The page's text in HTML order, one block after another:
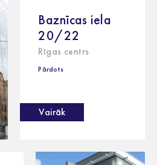
Baznīcas iela
20/22
Rīgas centrs
Pārdots
Vairāk